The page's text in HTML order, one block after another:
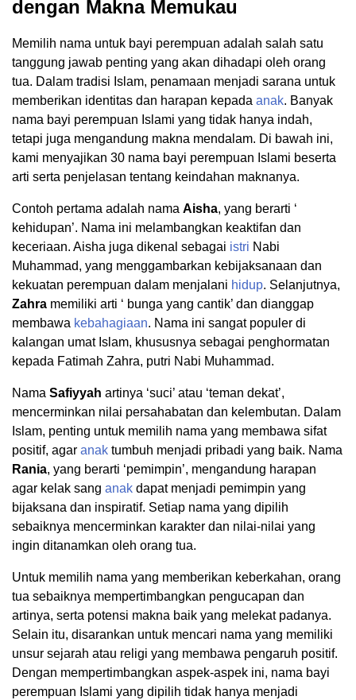
dengan Makna Memukau
Memilih nama untuk bayi perempuan adalah salah satu
tanggung jawab penting yang akan dihadapi oleh orang
tua. Dalam tradisi Islam, penamaan menjadi sarana untuk
memberikan identitas dan harapan kepada anak. Banyak
nama bayi perempuan Islami yang tidak hanya indah,
tetapi juga mengandung makna mendalam. Di bawah ini,
kami menyajikan 30 nama bayi perempuan Islami beserta
arti serta penjelasan tentang keindahan maknanya.
Contoh pertama adalah nama Aisha, yang berarti ‘
kehidupan’. Nama ini melambangkan keaktifan dan
keceriaan. Aisha juga dikenal sebagai istri Nabi
Muhammad, yang menggambarkan kebijaksanaan dan
kekuatan perempuan dalam menjalani hidup. Selanjutnya,
Zahra memiliki arti ‘ bunga yang cantik’ dan dianggap
membawa kebahagiaan. Nama ini sangat populer di
kalangan umat Islam, khususnya sebagai penghormatan
kepada Fatimah Zahra, putri Nabi Muhammad.
Nama Safiyyah artinya ‘suci’ atau ‘teman dekat’,
mencerminkan nilai persahabatan dan kelembutan. Dalam
Islam, penting untuk memilih nama yang membawa sifat
positif, agar anak tumbuh menjadi pribadi yang baik. Nama
Rania, yang berarti ‘pemimpin’, mengandung harapan
agar kelak sang anak dapat menjadi pemimpin yang
bijaksana dan inspiratif. Setiap nama yang dipilih
sebaiknya mencerminkan karakter dan nilai-nilai yang
ingin ditanamkan oleh orang tua.
Untuk memilih nama yang memberikan keberkahan, orang
tua sebaiknya mempertimbangkan pengucapan dan
artinya, serta potensi makna baik yang melekat padanya.
Selain itu, disarankan untuk mencari nama yang memiliki
unsur sejarah atau religi yang membawa pengaruh positif.
Dengan mempertimbangkan aspek-aspek ini, nama bayi
perempuan Islami yang dipilih tidak hanya menjadi